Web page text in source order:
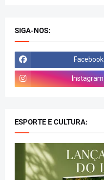
SIGA-NOS:
Facebook
Instagram
ESPORTE E CULTURA: